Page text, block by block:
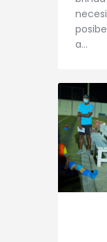
a…